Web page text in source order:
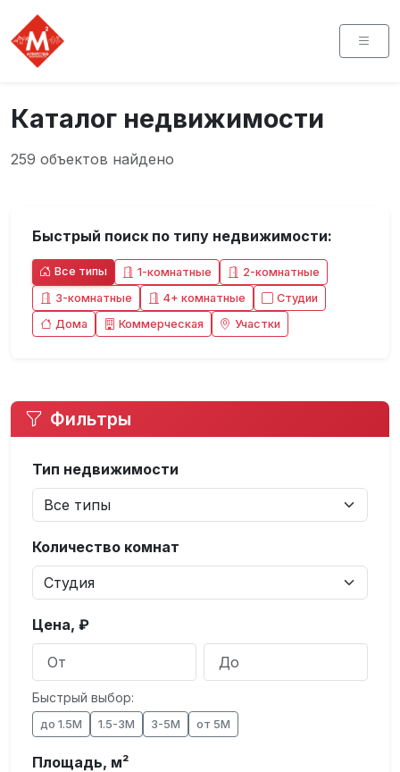
Каталог недвижимости
259 объектов найдено
Быстрый поиск по типу недвижимости:
Все типы 1-комнатные
2-комнатные
3-комнатные
4+ комнатные
Студии
Дома
Коммерческая Участки
Фильтры
Тип недвижимости
Количество комнат
Цена, ₽
Быстрый выбор:
до 1.5М 1.5-3М 3-5М от 5М
Площадь, м²